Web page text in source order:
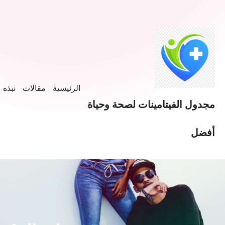
المحتوى
مجدول الفيتامينات لصحة وحياة
أفضل
الرئيسية مقالات نبذه